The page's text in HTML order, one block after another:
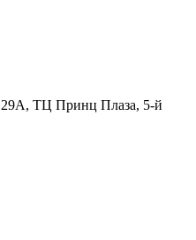
ТЦ Принц Плаза, 5-й